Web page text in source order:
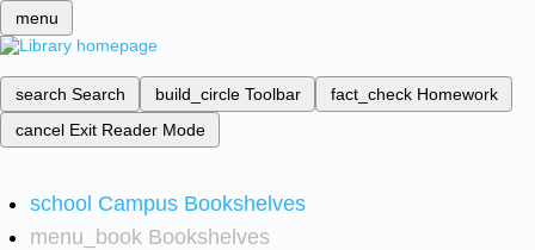
menu
search Search build_circle Toolbar fact_check Homework
cancel Exit Reader Mode
school Campus Bookshelves
menu_book Bookshelves